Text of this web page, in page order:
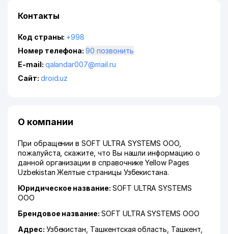
Контакты
Код страны: +998
Номер телефона:
90 позвонить
E-mail: qalandar007@mail.ru
Сайт: droid.uz
О компании
При обращении в SOFT ULTRA SYSTEMS ООО,
пожалуйста, скажите, что Вы нашли информацию о
данной организации в справочнике Yellow Pages
Uzbekistan Желтые страницы Узбекистана.
Юридическое название: SOFT ULTRA SYSTEMS
ООО
Брендовое название: SOFT ULTRA SYSTEMS ООО
Адрес: Узбекистан, Ташкентская область Ташкент,